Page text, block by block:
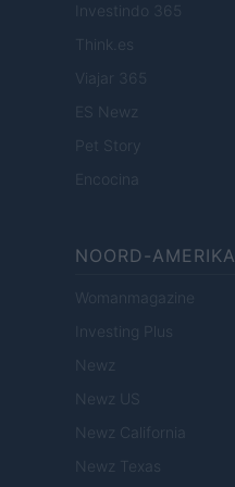
Investindo 365
Think.es
Viajar 365
ES Newz
Pet Story
Encocina
NOORD-AMERIKA
Womanmagazine
Investing Plus
Newz
Newz US
Newz California
Newz Texas